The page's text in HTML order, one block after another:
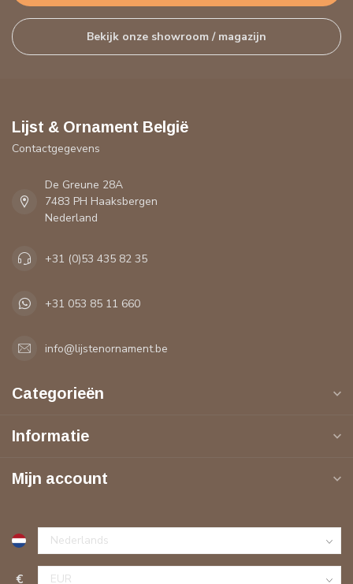
Bekijk onze showroom / magazijn
Lijst & Ornament België
Contactgegevens
De Greune 28A
7483 PH Haaksbergen
Nederland
+31 (0)53 435 82 35
+31 053 85 11 660
info@lijstenornament.be
Categorieën
Informatie
Mijn account
€